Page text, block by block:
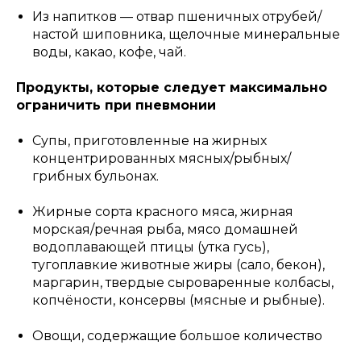
Из напитков — отвар пшеничных отрубей/
настой шиповника, щелочные минеральные
воды, какао, кофе, чай.
Продукты, которые следует максимально
ограничить при пневмонии
Супы, приготовленные на жирных
концентрированных мясных/рыбных/
грибных бульонах.
Жирные сорта красного мяса, жирная
морская/речная рыба, мясо домашней
водоплавающей птицы (утка гусь),
тугоплавкие животные жиры (сало, бекон),
маргарин, твердые сыроваренные колбасы,
копчёности, консервы (мясные и рыбные).
Овощи, содержащие большое количество